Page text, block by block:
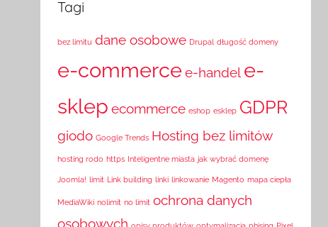
Tagi
bez limitu dane osobowe Drupal długość domeny
e-commercee-handel e-
sklep ecommerce eshop esklep GDPR
giodo Google Trends Hosting bez limitów
hosting rodo https Inteligentne miasta jak wybrać domenę
Joomla! limit Link building linki linkowanie Magento mapa ciepła
MediaWiki nolimit no limit ochrona danych
osobowych